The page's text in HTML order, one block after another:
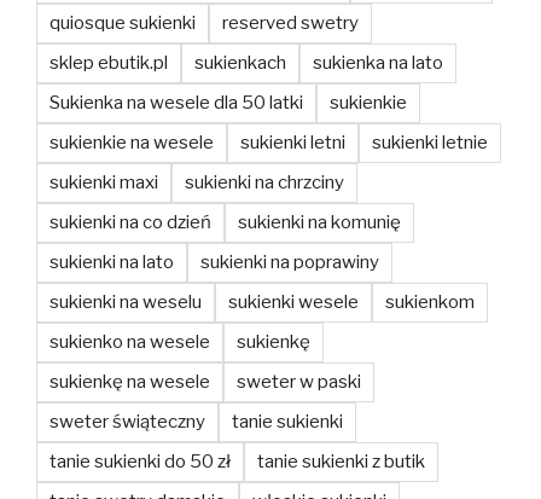
quiosque sukienki
reserved swetry
sklep ebutik.pl
sukienkach
sukienka na lato
Sukienka na wesele dla 50 latki
sukienkie
sukienkie na wesele
sukienki letni
sukienki letnie
sukienki maxi
sukienki na chrzciny
sukienki na co dzień
sukienki na komunię
sukienki na lato
sukienki na poprawiny
sukienki na weselu
sukienki wesele
sukienkom
sukienko na wesele
sukienkę
sukienkę na wesele
sweter w paski
sweter świąteczny
tanie sukienki
tanie sukienki do 50 zł
tanie sukienki z butik